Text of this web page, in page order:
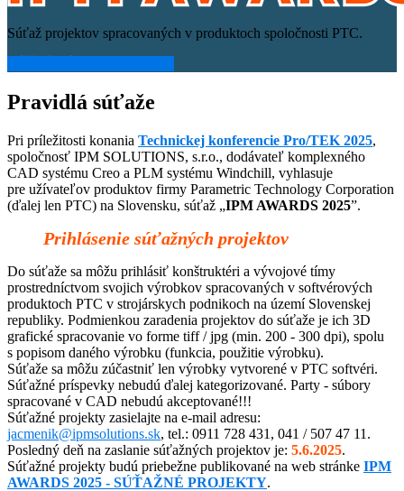
Súťaž projektov spracovaných v produktoch spoločnosti PTC.
Pravidlá súťaže
Pri príležitosti konania Technickej konferencie Pro/TEK 2025,
spoločnosť IPM SOLUTIONS, s.r.o., dodávateľ komplexného
CAD systému Creo a PLM systému Windchill, vyhlasuje
pre užívateľov produktov firmy Parametric Technology Corporation
(ďalej len PTC) na Slovensku, súťaž „IPM AWARDS 2025”.
Prihlásenie súťažných projektov
Do súťaže sa môžu prihlásiť konštruktéri a vývojové tímy
prostredníctvom svojich výrobkov spracovaných v softvérových
produktoch PTC v strojárskych podnikoch na území Slovenskej
republiky. Podmienkou zaradenia projektov do súťaže je ich 3D
grafické spracovanie vo forme tiff / jpg (min. 200 - 300 dpi), spolu
s popisom daného výrobku (funkcia, použitie výrobku).
Súťaže sa môžu zúčastniť len výrobky vytvorené v PTC softvéri.
Súťažné príspevky nebudú ďalej kategorizované. Party - súbory
spracované v CAD nebudú akceptované!!!
Súťažné projekty zasielajte na e-mail adresu:
jacmenik@ipmsolutions.sk, tel.: 0911 728 431, 041 / 507 47 11.
Posledný deň na zaslanie súťažných projektov je: 5.6.2025.
Súťažné projekty budú priebežne publikované na web stránke IPM
AWARDS 2025 - SÚŤAŽNÉ PROJEKTY.